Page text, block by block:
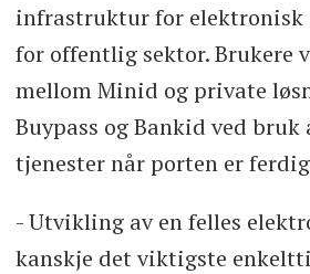
infrastruktur for elektronisk
for offentlig sektor. Brukere
mellom Minid og private
Buypass og Bankid ved
tjenester når porten er
- Utvikling av en felles
kanskje det viktigste